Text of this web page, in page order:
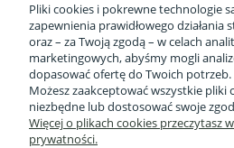
Informacje o
Obsługa
Pliki cookies i pokrewne technologie
zapewnienia prawidłowego działania
oraz – za Twoją zgodą – w celach
marketingowych, abyśmy mogli
dopasować ofertę do Twoich potrzeb.
Możesz zaakceptować wszystkie pliki
niezbędne lub dostosować swoje
Więcej o plikach cookies przeczytasz
prywatności.